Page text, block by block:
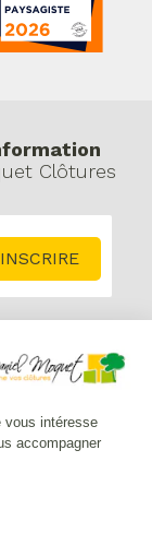
vous intéresse
accompagner
Clôtures